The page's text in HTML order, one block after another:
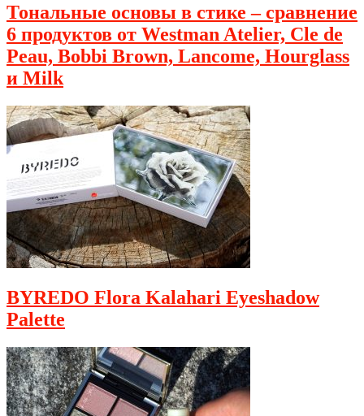
Тональные основы в стике – сравнение
6 продуктов от Westman Atelier, Cle de
Peau, Bobbi Brown, Lancome, Hourglass
и Milk
BYREDO Flora Kalahari Eyeshadow
Palette